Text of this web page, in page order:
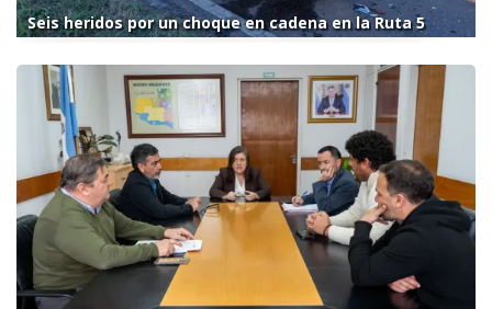
Seis heridos por un choque en cadena en la Ruta 5